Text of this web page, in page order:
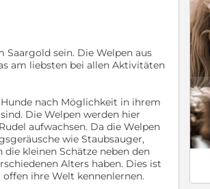
c
sein. Die Welpen aus
am liebsten bei allen Aktivitäten
nach Möglichkeit in ihrem
Die Welpen werden hier
aufwachsen. Da die Welpen
wie Staubsauger,
kleinen Schätze neben den
Alters haben. Dies ist
ihre Welt kennenlernen.